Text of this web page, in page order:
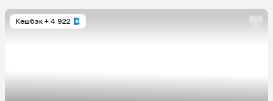
Кешбэк + 4 922